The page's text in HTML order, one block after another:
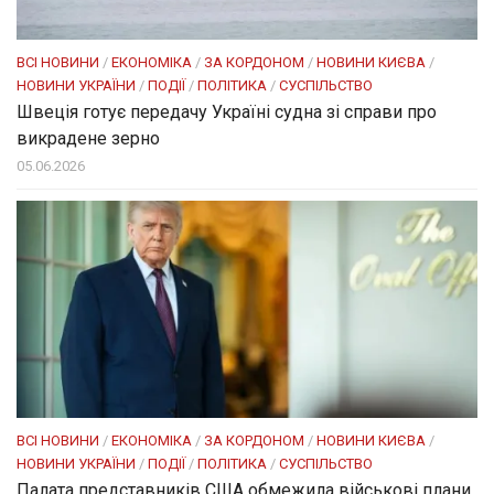
ВСІ НОВИНИ / ЕКОНОМІКА / ЗА КОРДОНОМ / НОВИНИ КИЄВА /
НОВИНИ УКРАЇНИ / ПОДІЇ / ПОЛІТИКА / СУСПІЛЬСТВО
Швеція готує передачу Україні судна зі справи про
викрадене зерно
05.06.2026
ВСІ НОВИНИ / ЕКОНОМІКА / ЗА КОРДОНОМ / НОВИНИ КИЄВА /
НОВИНИ УКРАЇНИ / ПОДІЇ/ ПОЛІТИКА / СУСПІЛЬСТВО